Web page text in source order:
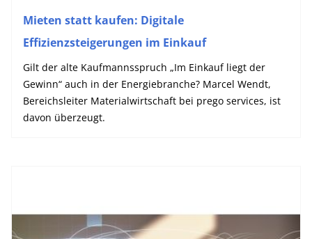
Mieten statt kaufen: Digitale
Effizienzsteigerungen im Einkauf
Gilt der alte Kaufmannsspruch „Im Einkauf liegt der
Gewinn“ auch in der Energiebranche? Marcel Wendt,
Bereichsleiter Materialwirtschaft bei prego services, ist
davon überzeugt.